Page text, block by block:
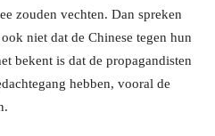
zouden vechten. Dan spreken
niet dat de Chinese tegen hun
bekent is dat de propagandisten
hebben, vooral de